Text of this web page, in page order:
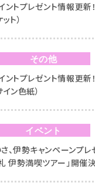
ントプレゼント情報更新
ト）
その他
ントプレゼント情報更
ン色紙）
イベント
、伊勢キャンペーンプ
伊勢満喫ツアー」開催決